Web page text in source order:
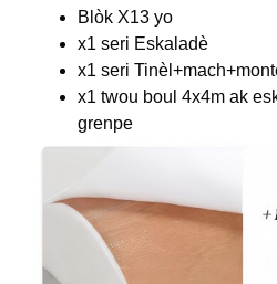
Blòk X13 yo
x1 seri Eskaladè
x1 seri
x1 twou boul 4x4m ak
grenpe